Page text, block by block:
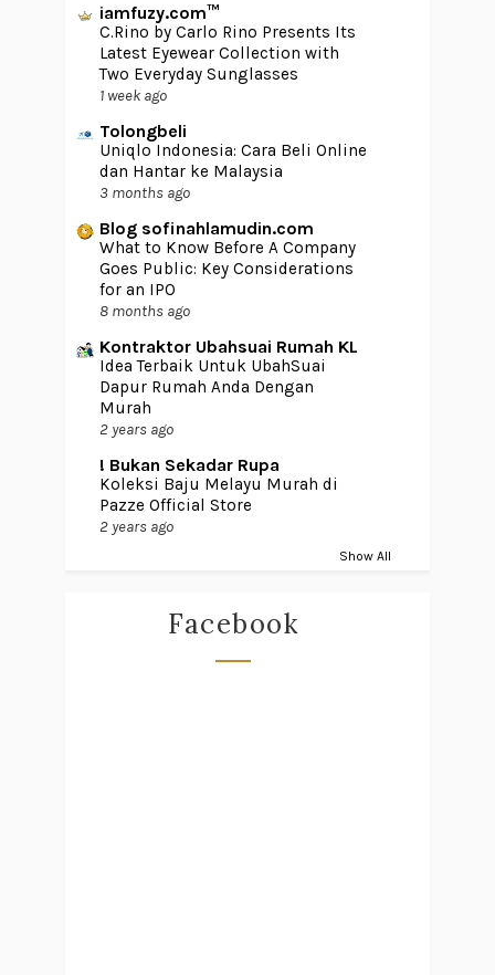
iamfuzy.com™
C.Rino by Carlo Rino Presents Its
Latest Eyewear Collection with
Two Everyday Sunglasses
1 week ago
Tolongbeli
Uniqlo Indonesia: Cara Beli Online
dan Hantar ke Malaysia
3 months ago
Blog sofinahlamudin.com
What to Know Before A Company
Goes Public: Key Considerations
for an IPO
8 months ago
Kontraktor Ubahsuai Rumah KL
Idea Terbaik Untuk UbahSuai
Dapur Rumah Anda Dengan
Murah
2 years ago
! Bukan Sekadar Rupa
Koleksi Baju Melayu Murah di
Pazze Official Store
2 years ago
Show All
Facebook